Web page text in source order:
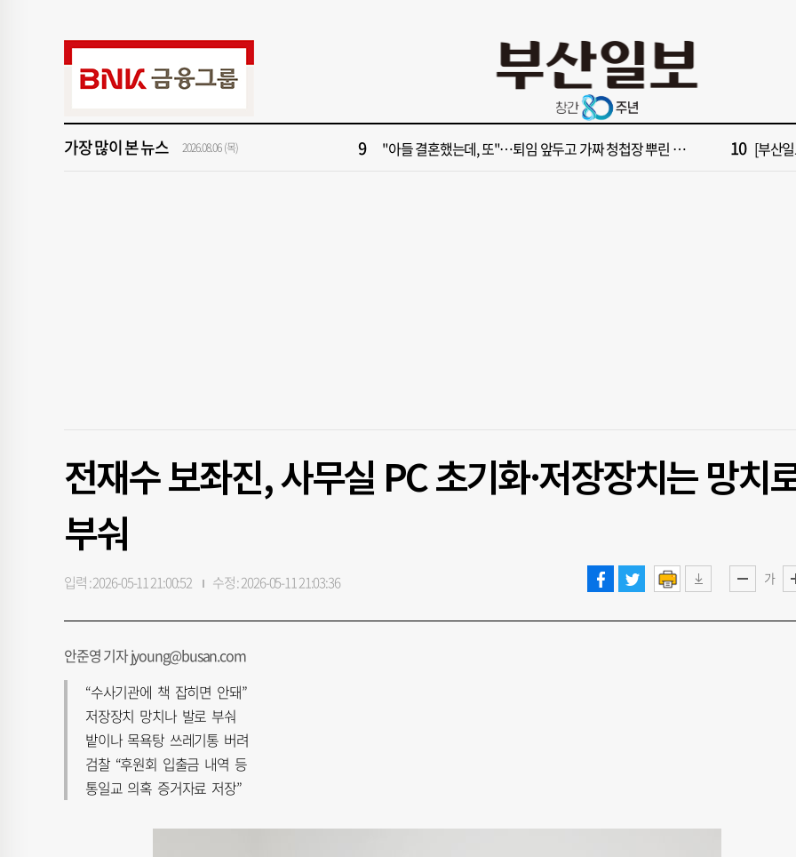
가장 많이 본 뉴스 2026.08.06 (목)
'구포시장 가이드' 자처한 한동훈…'구포데이'로 북구 알리기 총력 “이
‘불가마 부산’ 식히려면 꽉 막힌 바람길 53곳 열어라 2028
9 "아들 결혼했는데, 또"…퇴임 앞두고 가짜 청첩장 뿌린 초등 교장 송치 10 [부산
전재수 보좌진, 사무실 PC 초기화·저장장치는 망치
부숴
가
입력 : 2026-05-11 21:00:52 수정 : 2026-05-11 21:03:36
안준영 기자 jyoung@busan.com
“수사기관에 책 잡히면 안돼”
저장장치 망치나 발로 부숴
밭이나 목욕탕 쓰레기통 버려
검찰 “후원회 입출금 내역 등
통일교 의혹 증거자료 저장”